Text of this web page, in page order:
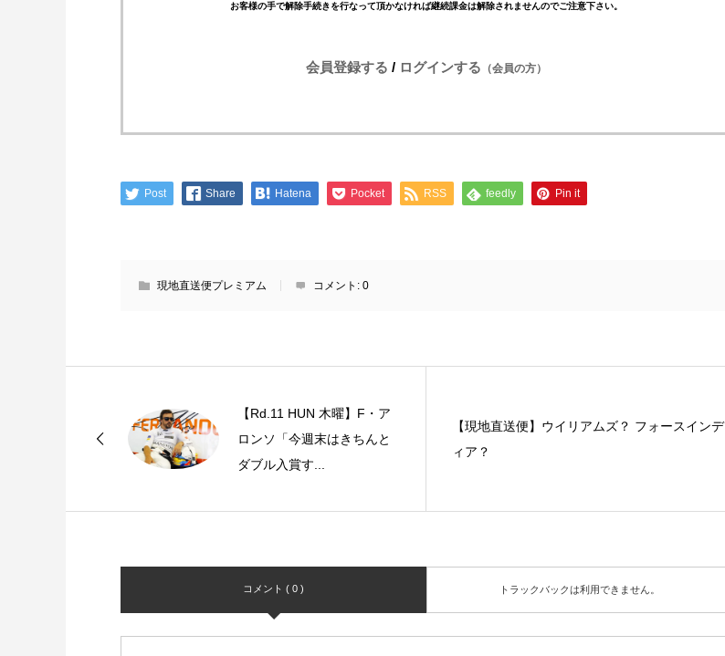
お客様の手で解除手続きを行なって頂かなければ継続課金は解除されませんのでご注意下さい。
会員登録する / ログインする （会員の方）
Post Share Hatena Pocket RSS feedly Pin it
現地直送便プレミアム コメント: 0
【Rd.11 HUN 木曜】F・ア
ロンソ「今週末はきちんと
ダブル入賞す...
【現地直送便】ウイリアムズ？ フォースインデ
ィア？
コメント ( 0 ) トラックバックは利用できません。